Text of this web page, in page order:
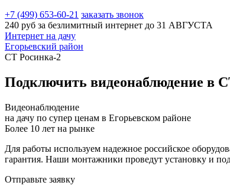
+7 (499) 653-60-21 заказать звонок
240 руб за безлимитный интернет до 31 АВГУСТА
Интернет на дачу
Егорьевский район
СТ Росинка-2
Подключить видеонаблюдение в
Видеонаблюдение
на дачу по супер ценам в Егорьевском районе
Более 10 лет на рынке
Для работы используем надежное российское
гарантия. Наши монтажники проведут установку и
Отправьте заявку